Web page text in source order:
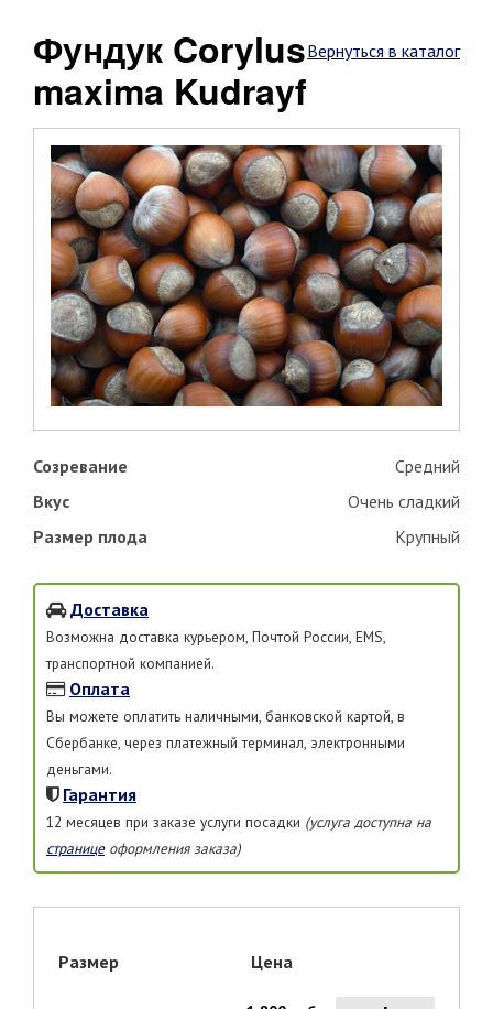
Вернуться в каталог
Фундук Corylus
maxima Kudrayf
Созревание
Средний
Вкус
Очень сладкий
Размер плода
Крупный
Доставка
Возможна доставка курьером, Почтой России, EMS,
транспортной компанией.
Оплата
Вы можете оплатить наличными, банковской картой, в
Сбербанке, через платежный терминал, электронными
деньгами.
Гарантия
12 месяцев при заказе услуги посадки (услуга доступна на
страницеоформления заказа)
Размер Цена